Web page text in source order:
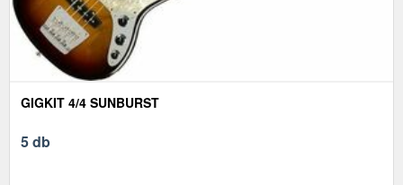
GIGKIT 4/4 SUNBURST
5 db